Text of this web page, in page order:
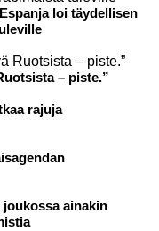
loi täydellisen
– piste.”
rajuja
ainakin